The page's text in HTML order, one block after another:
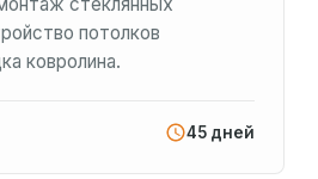
стеклянных
потолков
ковролина.
45 дней